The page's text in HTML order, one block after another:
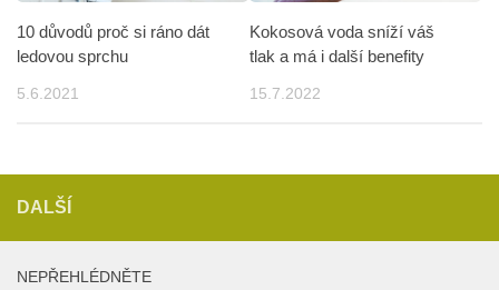
10 důvodů proč si ráno dát
ledovou sprchu
5.6.2021
Kokosová voda sníží váš
tlak a má i další benefity
15.7.2022
DALŠÍ
NEPŘEHLÉDNĚTE